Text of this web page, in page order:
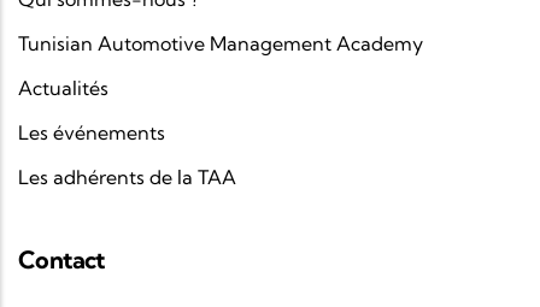
Tunisian Automotive Management Academy
Actualités
Les événements
Les adhérents de la TAA
Contact